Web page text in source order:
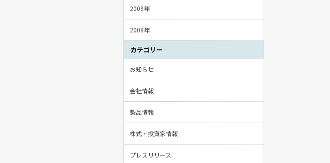
2009年
2008年
カテゴリー
お知らせ
会社情報
製品情報
株式・投資家情報
プレスリリース